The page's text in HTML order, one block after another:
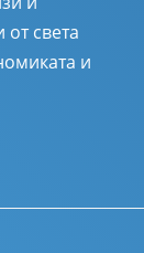
света
и